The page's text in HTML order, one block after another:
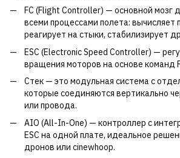
FC (Flight Controller) — основной мозг
всеми процессами полета: вычисляет
реагирует на стыки, стабилизирует
ESC (Electronic Speed ​​Controller) —
вращения моторов на основе команд
Стек — это модульная система с
которые соединяются вертикально
или провода.
AIO (All-In-One) — контроллер с
ESC на одной плате, идеальное
дронов или cinewhoop.